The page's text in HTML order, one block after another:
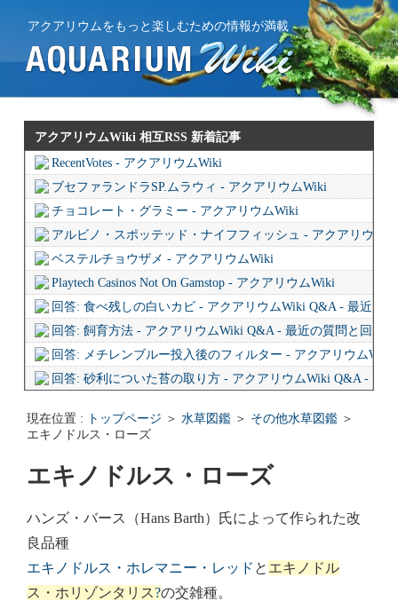
アクアリウムをもっと楽しむための情報が満載
アクアリウムWiki 相互RSS 新着記事
RecentVotes - アクアリウムWiki
ブセファランドラSP.ムラウィ - アクアリウムWiki
チョコレート・グラミー - アクアリウムWiki
アルビノ・スポッテッド・ナイフフィッシュ - アクアリウム
ベステルチョウザメ - アクアリウムWiki
Playtech Casinos Not On Gamstop - アクアリウムWiki
回答: 食べ残しの白いカビ - アクアリウムWiki Q&A - 最近の
回答: 飼育方法 - アクアリウムWiki Q&A - 最近の質問と回答
回答: メチレンブルー投入後のフィルター - アクアリウム
回答: 砂利についた苔の取り方 - アクアリウムWiki Q&A - 最
回答: ガラス面に卵を産まない貝っていますか？ - アクアリ
現在位置 : トップページ ＞ 水草図鑑 ＞ その他水草図鑑 ＞
エキノドルス・ローズ
エキノドルス・ローズ
ハンズ・バース（Hans Barth）氏によって作られた改
良品種
エキノドルス・ホレマニー・レッド と エキノドル
ス・ホリゾンタリス?の交雑種。